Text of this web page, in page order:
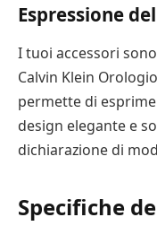
Espressione
I tuoi accessori
Calvin Klein
permette di
design elegante e
dichiarazione di
Specifiche